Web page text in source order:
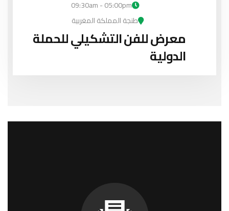
09:30am - 05:00pm
طنجة المملكة المغربية
معرض للفن التشكيلي للحملة
الدولية